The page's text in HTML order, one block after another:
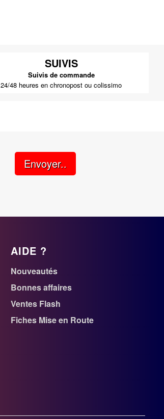
SUIVIS
Suivis de commande
24/48 heures en chronopost ou colissimo
Envoyer..
AIDE ?
Nouveautés
Bonnes affaires
Ventes Flash
Fiches Mise en Route